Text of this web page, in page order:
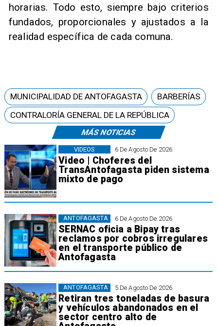
horarias. Todo esto, siempre bajo criterios
fundados, proporcionales y ajustados a la
realidad específica de cada comuna.
MÁS NOTICIAS
6 De Agosto De 2026
Video | Choferes del
TransAntofagasta piden sistema
mixto de pago
VIDEOS
6 De Agosto De 2026
SERNAC oficia a Bipay tras
reclamos por cobros irregulares
en el transporte público de
Antofagasta
ANTOFAGASTA
5 De Agosto De 2026
Retiran tres toneladas de basura
y vehículos abandonados en el
sector centro alto de
ANTOFAGASTA
MUNICIPALIDAD DE ANTOFAGASTA
BARBERÍAS
CONTRALORÍA GENERAL DE LA REPÚBLICA